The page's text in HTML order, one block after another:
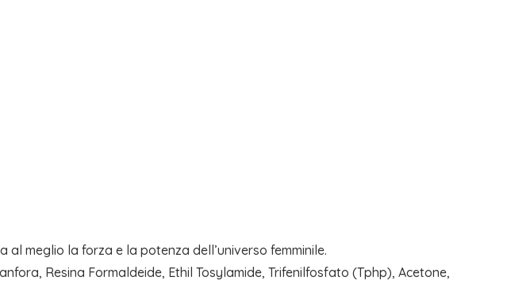
al meglio la forza e la potenza dell’universo femminile.
Resina Formaldeide, Ethil Tosylamide, Trifenilfosfato (Tphp), Acetone,